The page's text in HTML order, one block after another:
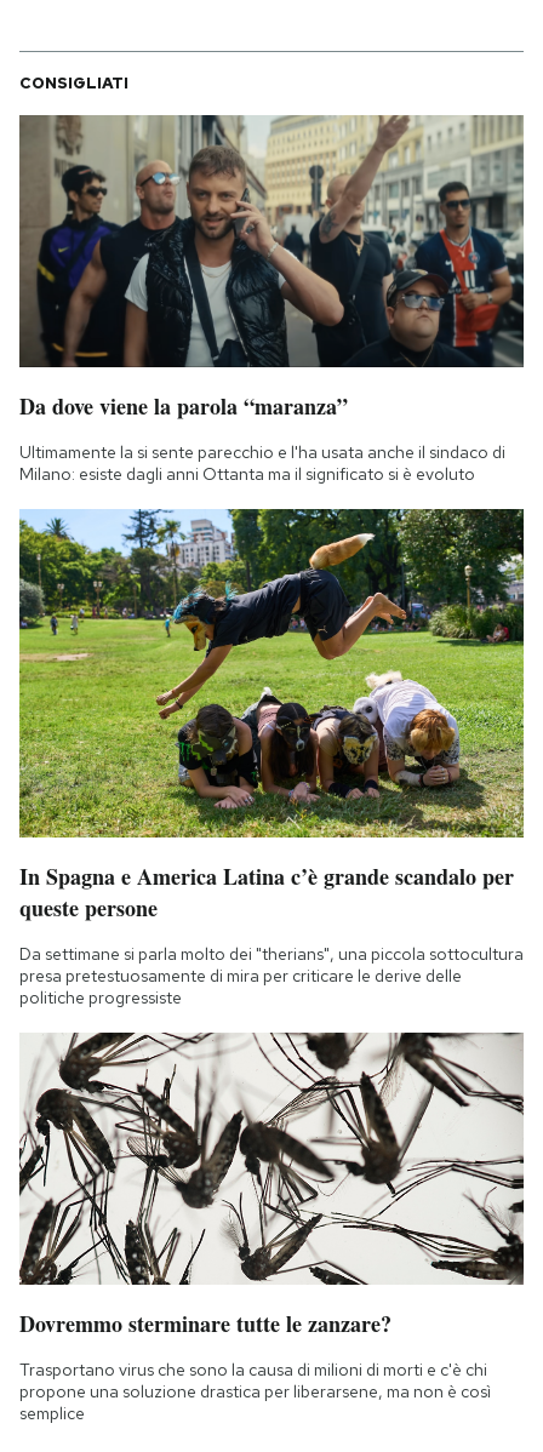
CONSIGLIATI
Da dove viene la parola “maranza”
Ultimamente la si sente parecchio e l'ha usata anche il sindaco di
Milano: esiste dagli anni Ottanta ma il significato si è evoluto
In Spagna e America Latina c’è grande scandalo per
queste persone
Da settimane si parla molto dei "therians", una piccola sottocultura
presa pretestuosamente di mira per criticare le derive delle
politiche progressiste
Dovremmo sterminare tutte le zanzare?
Trasportano virus che sono la causa di milioni di morti e c'è chi
propone una soluzione drastica per liberarsene, ma non è così
semplice